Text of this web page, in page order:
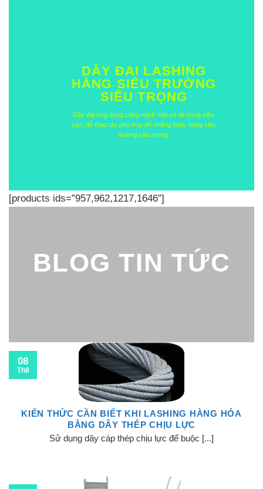
DÂY ĐAI LASHING
HÀNG SIÊU TRƯỜNG
SIÊU TRỌNG
Dây đai ứng dụng công nghệ mới có tải trọng siêu
cao, dễ thao tác phù hợp để chằng buộc hàng siêu
trường siêu trọng.
[products ids=”957,962,1217,1646″]
BLOG TIN TỨC
KIẾN THỨC CẦN BIẾT KHI LASHING HÀNG HÓA
BẰNG DÂY THÉP CHỊU LỰC
Sử dụng dây cáp thép chịu lực để buộc [...]
08
Th8